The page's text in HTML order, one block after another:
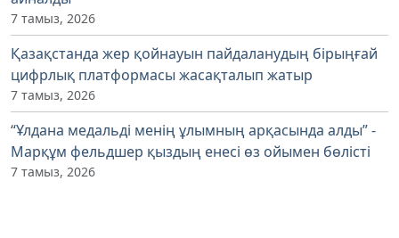
7 тамыз, 2026
Қазақстанда жер қойнауын пайдаланудың бірыңғай
цифрлық платформасы жасақталып жатыр
7 тамыз, 2026
“Ұлдана медальді менің ұлымның арқасында алды” -
Марқұм фельдшер қыздың енесі өз ойымен бөлісті
7 тамыз, 2026